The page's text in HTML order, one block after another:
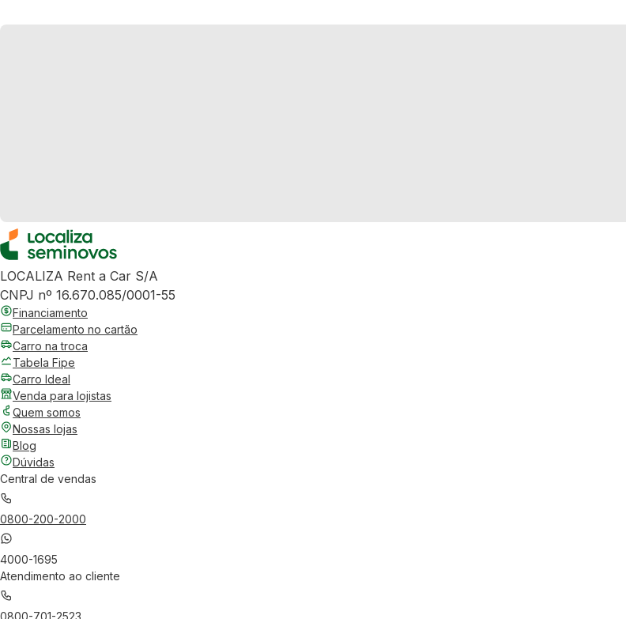
LOCALIZA Rent a Car S/A
CNPJ nº 16.670.085/0001-55
Financiamento
Parcelamento no cartão
Carro na troca
Tabela Fipe
Carro Ideal
Venda para lojistas
Quem somos
Nossas lojas
Blog
Dúvidas
Central de vendas
0800-200-2000
4000-1695
Atendimento ao cliente
0800-701-2523